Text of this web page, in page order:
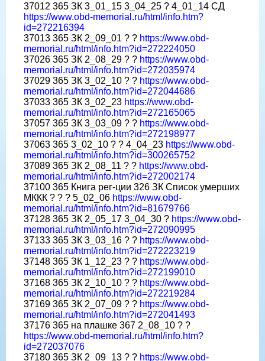
37012 365 ЗК 3_01_15 3_04_25 ? 4_01_14 СД
https://www.obd-memorial.ru/html/info.htm?
id=272216394
37013 365 ЗК 2_09_01 ? ? https://www.obd-
memorial.ru/html/info.htm?id=272224050
37026 365 ЗК 2_08_29 ? ? https://www.obd-
memorial.ru/html/info.htm?id=272035974
37029 365 ЗК 3_02_10 ? ? https://www.obd-
memorial.ru/html/info.htm?id=272044686
37033 365 ЗК 3_02_23 https://www.obd-
memorial.ru/html/info.htm?id=272165065
37057 365 ЗК 3_03_09 ? ? https://www.obd-
memorial.ru/html/info.htm?id=272198977
37063 365 3_02_10 ? ? 4_04_23 https://www.obd-
memorial.ru/html/info.htm?id=300265752
37089 365 ЗК 2_08_11 ? ? https://www.obd-
memorial.ru/html/info.htm?id=272002174
37100 365 Книга рег-ции 326 ЗК Список умерших
МККК ? ? ? 5_02_06 https://www.obd-
memorial.ru/html/info.htm?id=81679766
37128 365 ЗК 2_05_17 3_04_30 ? https://www.obd-
memorial.ru/html/info.htm?id=272090995
37133 365 ЗК 3_03_16 ? ? https://www.obd-
memorial.ru/html/info.htm?id=272223219
37148 365 ЗК 1_12_23 ? ? https://www.obd-
memorial.ru/html/info.htm?id=272199010
37168 365 ЗК 2_10_10 ? ? https://www.obd-
memorial.ru/html/info.htm?id=272219284
37169 365 ЗК 2_07_09 ? ? https://www.obd-
memorial.ru/html/info.htm?id=272041493
37176 365 на плашке 367 2_08_10 ? ?
https://www.obd-memorial.ru/html/info.htm?
id=272037076
37180 365 ЗК 2_09_13 ? ? https://www.obd-